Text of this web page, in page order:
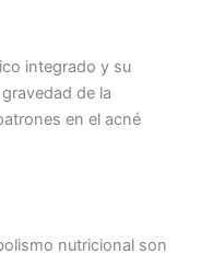
integrado y su
de la
en el acné
nutricional son